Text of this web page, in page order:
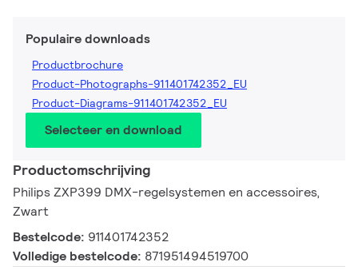
Populaire downloads
Productbrochure
Product-Photographs-911401742352_EU
Product-Diagrams-911401742352_EU
Selecteer en download
Productomschrijving
Philips ZXP399 DMX-regelsystemen en accessoires,
Zwart
Bestelcode: 911401742352
Volledige bestelcode: 871951494519700